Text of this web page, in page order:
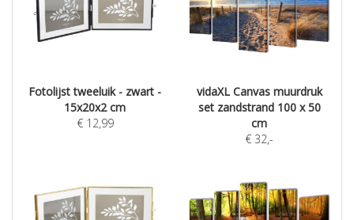
Fotolijst tweeluik - zwart -
15x20x2 cm
€ 12,99
vidaXL Canvas muurdruk
set zandstrand 100 x 50
cm
€ 32,-